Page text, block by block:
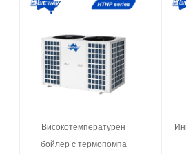
Високотемпературен
бойлер с термопомпа